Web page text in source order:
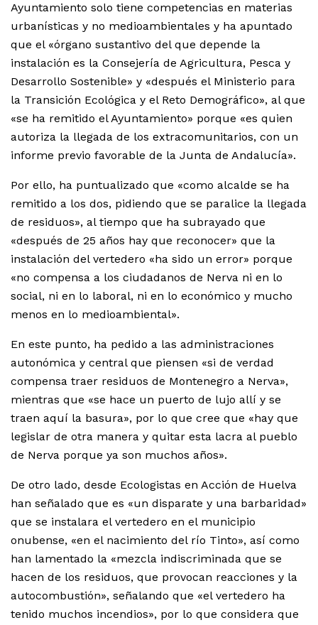
Ayuntamiento solo tiene competencias en materias
urbanísticas y no medioambientales y ha apuntado
que el «órgano sustantivo del que depende la
instalación es la Consejería de Agricultura, Pesca y
Desarrollo Sostenible» y «después el Ministerio para
la Transición Ecológica y el Reto Demográfico», al que
«se ha remitido el Ayuntamiento» porque «es quien
autoriza la llegada de los extracomunitarios, con un
informe previo favorable de la Junta de Andalucía».
Por ello, ha puntualizado que «como alcalde se ha
remitido a los dos, pidiendo que se paralice la llegada
de residuos», al tiempo que ha subrayado que
«después de 25 años hay que reconocer» que la
instalación del vertedero «ha sido un error» porque
«no compensa a los ciudadanos de Nerva ni en lo
social, ni en lo laboral, ni en lo económico y mucho
menos en lo medioambiental».
En este punto, ha pedido a las administraciones
autonómica y central que piensen «si de verdad
compensa traer residuos de Montenegro a Nerva»,
mientras que «se hace un puerto de lujo allí y se
traen aquí la basura», por lo que cree que «hay que
legislar de otra manera y quitar esta lacra al pueblo
de Nerva porque ya son muchos años».
De otro lado, desde Ecologistas en Acción de Huelva
han señalado que es «un disparate y una barbaridad»
que se instalara el vertedero en el municipio
onubense, «en el nacimiento del río Tinto», así como
han lamentado la «mezcla indiscriminada que se
hacen de los residuos, que provocan reacciones y la
autocombustión», señalando que «el vertedero ha
tenido muchos incendios», por lo que considera que